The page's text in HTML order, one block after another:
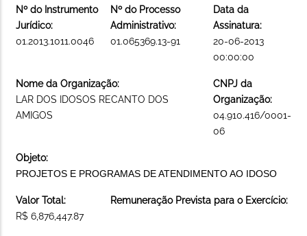
Nº do Instrumento
Jurídico:
01.2013.1011.0046
Nº do Processo
Administrativo:
01.065369.13-91
Data da
Assinatura:
20-06-2013
00:00:00
Nome da Organização:
LAR DOS IDOSOS RECANTO DOS
AMIGOS
CNPJ da
Organização:
04.910.416/0001-
06
Objeto:
PROJETOS E PROGRAMAS DE ATENDIMENTO AO IDOSO
Valor Total:
R$ 6,876,447.87
Remuneração Prevista para o Exercício: